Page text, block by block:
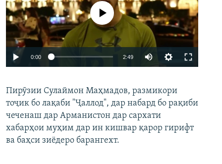
Auto 240p 360p 480p
720p 1080p
Феълан кор намекунад
0:00 2:49
360p
480p
Пирӯзии Сулаймон Маҳмадов, размикори
тоҷик бо лақаби "Ҷаллод", дар набард бо рақиби
чеченаш дар Арманистон дар сархати
хабарҳои муҳим дар ин кишвар қарор гирифт
ва баҳси зиёдеро барангехт.